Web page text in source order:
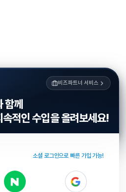
비즈파트너 서비스
함께
적인 수입을 올려보세요!
소셜 로그인으로 빠른 가입 가능!